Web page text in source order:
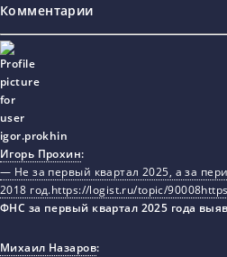
Комментарии
Игорь Прохин:
— Не за первый квартал 2025, а за
2018 год.https://logist.ru/topic/
ФНС за первый квартал 2025 года
Михаил Назаров: